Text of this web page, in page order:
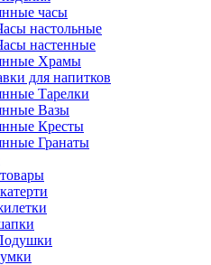
часы
настольные
настенные
Храмы
для напитков
Тарелки
Вазы
Кресты
Гранаты